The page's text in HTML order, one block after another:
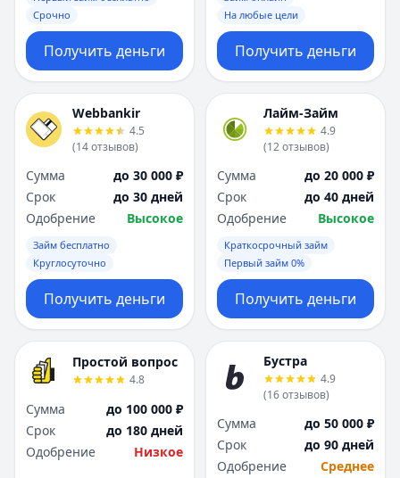
Срочно
Получить деньги
На любые цели
Получить деньги
Webbankir
4.5
(14отзывов)
Сумма
до 30 000 ₽
Срок
до 30 дней
Одобрение
Высокое
Займ бесплатно
Круглосуточно
Получить деньги
Лайм-Займ
4.9
(12отзывов)
Сумма
до 20 000 ₽
Срок
до 40 дней
Одобрение
Высокое
Краткосрочный займ
Первый займ 0%
Получить деньги
Простой вопрос
4.8
Сумма
до 100 000 ₽
Срок
до 180 дней
Одобрение
Низкое
Бустра
4.9
(16отзывов)
Сумма
до 50 000 ₽
Срок
до 90 дней
Одобрение
Среднее